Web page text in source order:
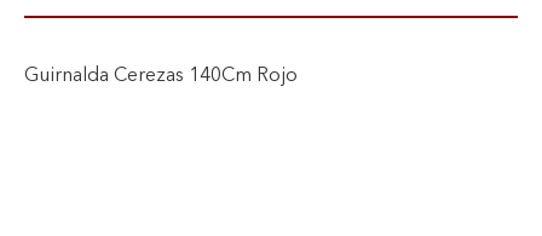
Guirnalda Cerezas 140Cm Rojo